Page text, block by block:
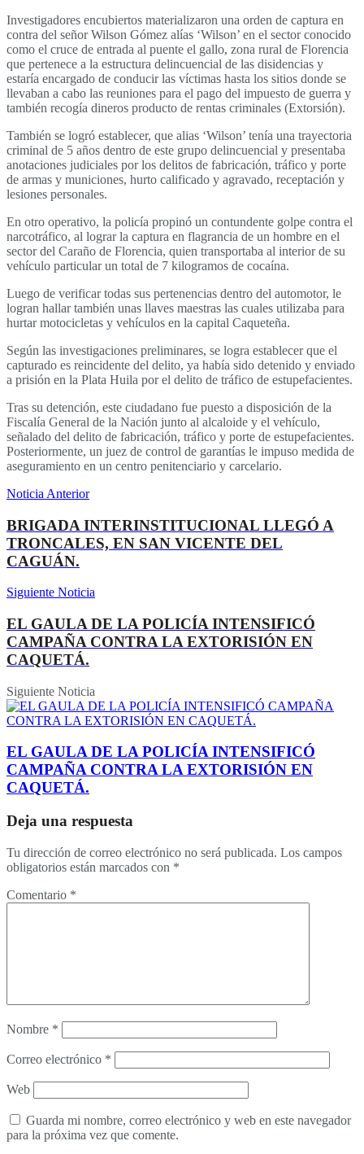
Investigadores encubiertos materializaron una orden de captura en
contra del señor Wilson Gómez alías ‘Wilson’ en el sector conocido
como el cruce de entrada al puente el gallo, zona rural de Florencia
que pertenece a la estructura delincuencial de las disidencias y
estaría encargado de conducir las víctimas hasta los sitios donde se
llevaban a cabo las reuniones para el pago del impuesto de guerra y
también recogía dineros producto de rentas criminales (Extorsión).
También se logró establecer, que alias ‘Wilson’ tenía una trayectoria
criminal de 5 años dentro de este grupo delincuencial y presentaba
anotaciones judiciales por los delitos de fabricación, tráfico y porte
de armas y municiones, hurto calificado y agravado, receptación y
lesiones personales.
En otro operativo, la policía propinó un contundente golpe contra el
narcotráfico, al lograr la captura en flagrancia de un hombre en el
sector del Caraño de Florencia, quien transportaba al interior de su
vehículo particular un total de 7 kilogramos de cocaína.
Luego de verificar todas sus pertenencias dentro del automotor, le
logran hallar también unas llaves maestras las cuales utilizaba para
hurtar motocicletas y vehículos en la capital Caqueteña.
Según las investigaciones preliminares, se logra establecer que el
capturado es reincidente del delito, ya había sido detenido y enviado
a prisión en la Plata Huila por el delito de tráfico de estupefacientes.
Tras su detención, este ciudadano fue puesto a disposición de la
Fiscalía General de la Nación junto al alcaloide y el vehículo,
señalado del delito de fabricación, tráfico y porte de estupefacientes.
Posteriormente, un juez de control de garantías le impuso medida de
aseguramiento en un centro penitenciario y carcelario.
Noticia Anterior
BRIGADA INTERINSTITUCIONAL LLEGÓ A
TRONCALES, EN SAN VICENTE DEL
CAGUÁN.
Siguiente Noticia
EL GAULA DE LA POLICÍA INTENSIFICÓ
CAMPAÑA CONTRA LA EXTORISIÓN EN
CAQUETÁ.
Siguiente Noticia
EL GAULA DE LA POLICÍA INTENSIFICÓ
CAMPAÑA CONTRA LA EXTORISIÓN EN
CAQUETÁ.
Deja una respuesta
Tu dirección de correo electrónico no será publicada. Los campos
obligatorios están marcados con *
Comentario *
Nombre *
Correo electrónico *
Web
Guarda mi nombre, correo electrónico y web en este navegador
para la próxima vez que comente.